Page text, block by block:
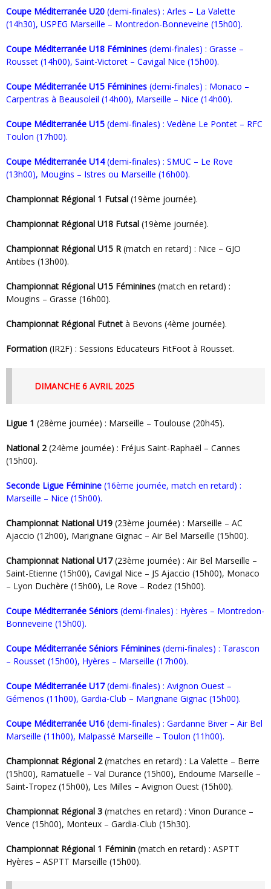
Coupe Méditerranée U20 (demi-finales) : Arles – La Valette
(14h30), USPEG Marseille – Montredon-Bonneveine (15h00).
Coupe Méditerranée U18 Féminines (demi-finales) : Grasse –
Rousset (14h00), Saint-Victoret – Cavigal Nice (15h00).
Coupe Méditerranée U15 Féminines (demi-finales) : Monaco –
Carpentras à Beausoleil (14h00), Marseille – Nice (14h00).
Coupe Méditerranée U15 (demi-finales) : Vedène Le Pontet – RFC
Toulon (17h00).
Coupe Méditerranée U14(demi-finales) : SMUC – Le Rove
(13h00), Mougins – Istres ou Marseille (16h00).
Championnat Régional 1 Futsal (19ème journée).
Championnat Régional U18 Futsal (19ème journée).
Championnat Régional U15 R(match en retard) : Nice – GJO
Antibes (13h00).
Championnat Régional U15 Féminines (match en retard) :
Mougins – Grasse (16h00).
Championnat Régional Futnet à Bevons (4ème journée).
Formation (IR2F) : Sessions Educateurs FitFoot à Rousset.
DIMANCHE 6 AVRIL 2025
Ligue 1 (28ème journée) : Marseille – Toulouse (20h45).
National 2(24ème journée) : Fréjus Saint-Raphaël – Cannes
(15h00).
Seconde Ligue Féminine (16ème journée, match en retard) :
Marseille – Nice (15h00).
Championnat National U19 (23ème journée) : Marseille – AC
Ajaccio (12h00), Marignane Gignac – Air Bel Marseille (15h00).
Championnat National U17(23ème journée) : Air Bel Marseille –
Saint-Etienne (15h00), Cavigal Nice – JS Ajaccio (15h00), Monaco
– Lyon Duchère (15h00), Le Rove – Rodez (15h00).
Coupe Méditerranée Séniors (demi-finales) : Hyères – Montredon-
Bonneveine (15h00).
Coupe Méditerranée Séniors Féminines (demi-finales) : Tarascon
– Rousset (15h00), Hyères – Marseille (17h00).
Coupe Méditerranée U17(demi-finales) : Avignon Ouest –
Gémenos (11h00), Gardia-Club – Marignane Gignac (15h00).
Coupe Méditerranée U16 (demi-finales) : Gardanne Biver – Air Bel
Marseille (11h00), Malpassé Marseille – Toulon (11h00).
Championnat Régional 2(matches en retard) : La Valette – Berre
(15h00), Ramatuelle – Val Durance (15h00), Endoume Marseille –
Saint-Tropez (15h00), Les Milles – Avignon Ouest (15h00).
Championnat Régional 3 (matches en retard) : Vinon Durance –
Vence (15h00), Monteux – Gardia-Club (15h30).
Championnat Régional 1 Féminin (match en retard) : ASPTT
Hyères – ASPTT Marseille (15h00).